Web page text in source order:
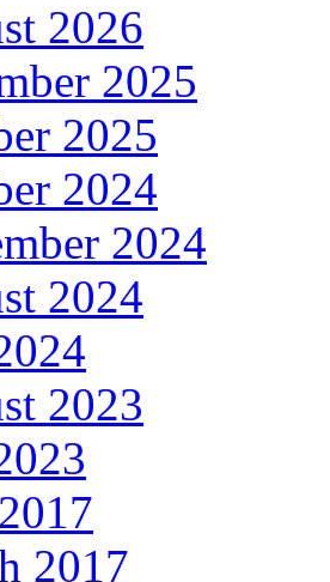
2026
2025
2025
2024
2024
2024
2023
2017